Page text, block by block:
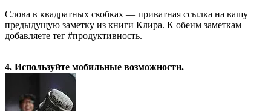
Слова в квадратных скобках — приватная ссылка на вашу
предыдущую заметку из книги Клира. К обеим заметкам
добавляете тег #продуктивность.
4. Используйте мобильные возможности.